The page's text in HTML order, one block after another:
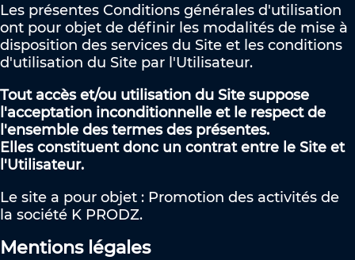
Les présentes Conditions générales d'utilisation
ont pour objet de définir les modalités de mise à
disposition des services du Site et les conditions
d'utilisation du Site par l'Utilisateur.
Tout accès et/ou utilisation du Site suppose
l'acceptation inconditionnelle et le respect de
l'ensemble des termes des présentes.
Elles constituent donc un contrat entre le Site et
l'Utilisateur.
Le site a pour objet : Promotion des activités de
la société K PRODZ.
Mentions légales